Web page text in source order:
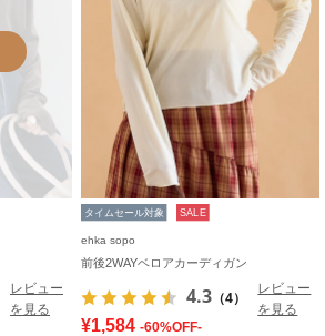
レビュー
を見る
タイムセール対象 SALE
ehka sopo
前後2WAYベロアカーディガン
4.3 （4）
レビュー
を見る
¥1,584 -60%OFF-